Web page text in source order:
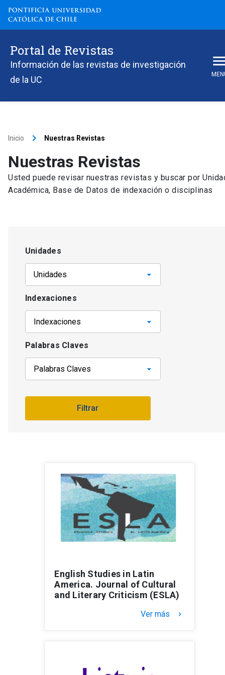
Portal de Revistas
Información de las revistas de investigación
de la UC
Inicio keyboard_arrow_right Nuestras Revistas
Nuestras Revistas
Usted puede revisar nuestras revistas y buscar por
Académica, Base de Datos de indexación o disciplinas
Unidades
Indexaciones
Palabras Claves
English Studies in Latin
America. Journal of Cultural
and Literary Criticism (ESLA)
Ver más keyboard_arrow_right